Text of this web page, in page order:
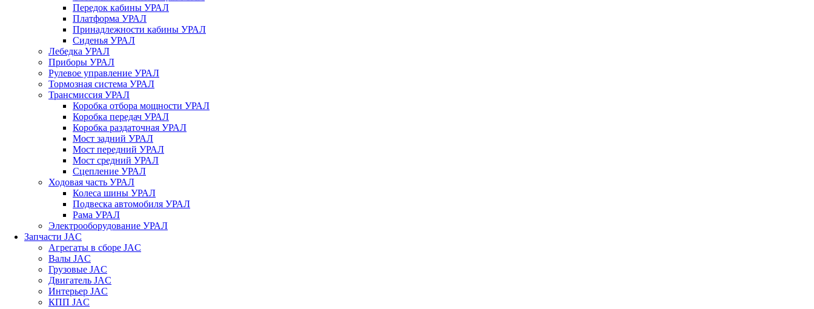
Передок кабины УРАЛ
Платформа УРАЛ
Принадлежности кабины УРАЛ
Сиденья УРАЛ
Лебедка УРАЛ
Приборы УРАЛ
Рулевое управление УРАЛ
Тормозная система УРАЛ
Трансмиссия УРАЛ
Коробка отбора мощности УРАЛ
Коробка передач УРАЛ
Коробка раздаточная УРАЛ
Мост задний УРАЛ
Мост передний УРАЛ
Мост средний УРАЛ
Сцепление УРАЛ
Ходовая часть УРАЛ
Колеса шины УРАЛ
Подвеска автомобиля УРАЛ
Рама УРАЛ
Электрооборудование УРАЛ
Запчасти JAC
Агрегаты в сборе JAC
Валы JAC
Грузовые JAC
Двигатель JAC
Интерьер JAC
КПП JAC